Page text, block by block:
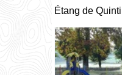
Étang de